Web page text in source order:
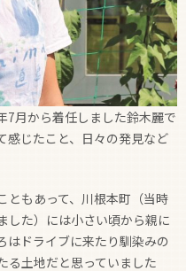
7月から着任しました鈴木麗で
感じたこと、日々の発見など
ともあって、川根本町（当時
した）には小さい頃から親に
はドライブに来たり馴染みの
る土地だと思っていました